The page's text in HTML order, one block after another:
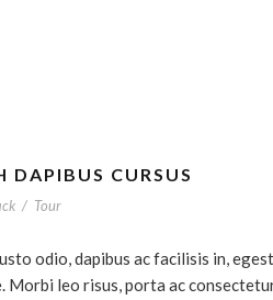
DAPIBUS CURSUS
/ Tour
odio, dapibus ac facilisis in,
Morbi leo risus, porta ac